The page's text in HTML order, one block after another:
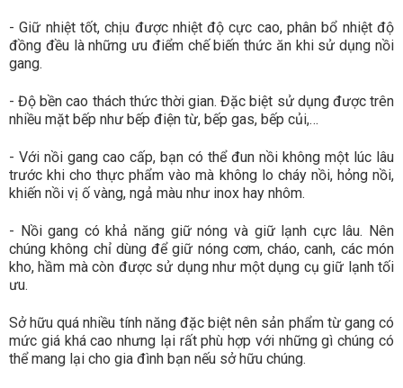
- Giữ nhiệt tốt, chịu được nhiệt độ cực cao, phân bổ nhiệt độ
đồng đều là những ưu điểm chế biến thức ăn khi sử dụng nồi
gang.
- Độ bền cao thách thức thời gian. Đặc biệt sử dụng được trên
nhiều mặt bếp như bếp điện từ, bếp gas, bếp củi,…
- Với nồi gang cao cấp, bạn có thể đun nồi không một lúc lâu
trước khi cho thực phẩm vào mà không lo cháy nồi, hỏng nồi,
khiến nồi vị ố vàng, ngả màu như inox hay nhôm.
- Nồi gang có khả năng giữ nóng và giữ lạnh cực lâu. Nên
chúng không chỉ dùng để giữ nóng cơm, cháo, canh, các món
kho, hầm mà còn được sử dụng như một dụng cụ giữ lạnh tối
ưu.
Sở hữu quá nhiều tính năng đặc biệt nên sản phẩm từ gang có
mức giá khá cao nhưng lại rất phù hợp với những gì chúng có
thể mang lại cho gia đình bạn nếu sở hữu chúng.